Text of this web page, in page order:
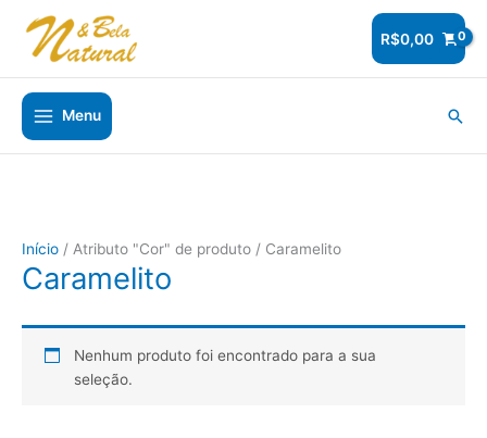
para
conteúdo
R$0,00
Menu
Início / Atributo "Cor" de produto / Caramelito
Caramelito
Nenhum produto foi encontrado para a sua
seleção.